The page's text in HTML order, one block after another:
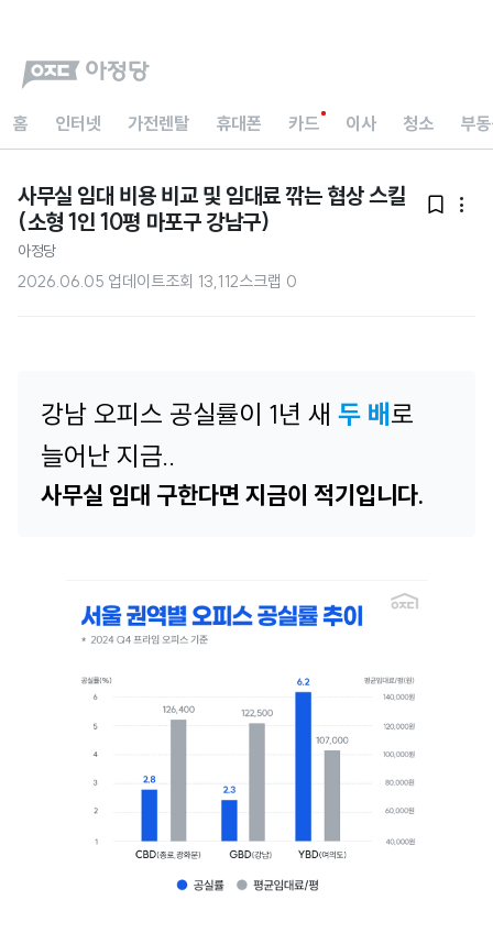
홈 인터넷 가전렌탈 휴대폰 카드 이사 청소 부
사무실 임대 비용 비교 및 임대료 깎는 협상 스킬
(소형 1인 10평 마포구 강남구)
 
아정당
2026.06.05 업데이트조회 13,112스크랩 0
강남 오피스 공실률이 1년 새 두 배로
늘어난 지금..
사무실 임대 구한다면 지금이 적기입니다.